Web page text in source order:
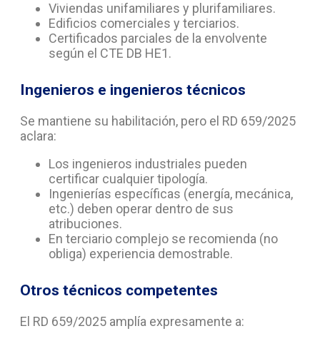
Viviendas unifamiliares y plurifamiliares.
Edificios comerciales y terciarios.
Certificados parciales de la envolvente
según el CTE DB HE1.
Ingenieros e ingenieros técnicos
Se mantiene su habilitación, pero el RD 659/2025
aclara:
Los ingenieros industriales pueden
certificar cualquier tipología.
Ingenierías específicas (energía, mecánica,
etc.) deben operar dentro de sus
atribuciones.
En terciario complejo se recomienda (no
obliga) experiencia demostrable.
Otros técnicos competentes
El RD 659/2025 amplía expresamente a: